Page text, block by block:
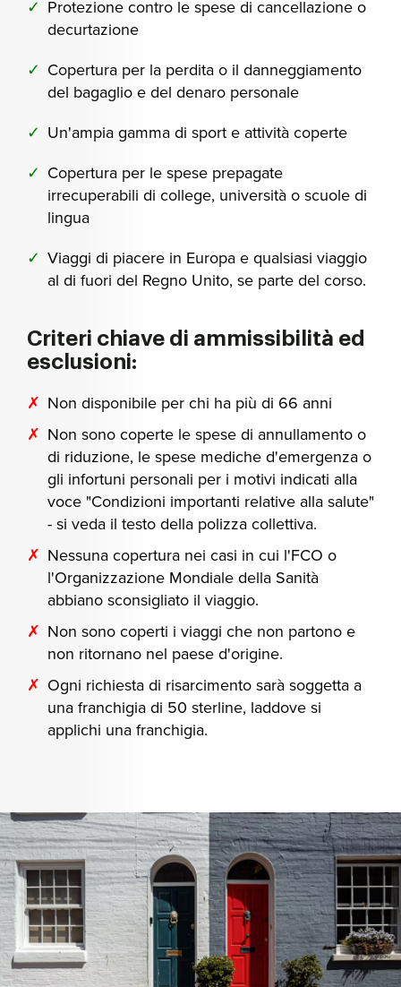
Protezione contro le spese di cancellazione o
decurtazione
Copertura per la perdita o il danneggiamento
del bagaglio e del denaro personale
Un'ampia gamma di sport e attività coperte
Copertura per le spese prepagate
irrecuperabili di college, università o scuole di
lingua
Viaggi di piacere in Europa e qualsiasi viaggio
al di fuori del Regno Unito, se parte del corso.
Criteri chiave di ammissibilità ed
esclusioni:
Non disponibile per chi ha più di 66 anni
Non sono coperte le spese di annullamento o
di riduzione, le spese mediche d'emergenza o
gli infortuni personali per i motivi indicati alla
voce "Condizioni importanti relative alla salute"
- si veda il testo della polizza collettiva.
Nessuna copertura nei casi in cui l'FCO o
l'Organizzazione Mondiale della Sanità
abbiano sconsigliato il viaggio.
Non sono coperti i viaggi che non partono e
non ritornano nel paese d'origine.
Ogni richiesta di risarcimento sarà soggetta a
una franchigia di 50 sterline, laddove si
applichi una franchigia.